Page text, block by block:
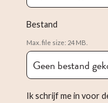
Bestand
Max. file size: 24 MB.
Geen bestand
Ik schrijf me in voor